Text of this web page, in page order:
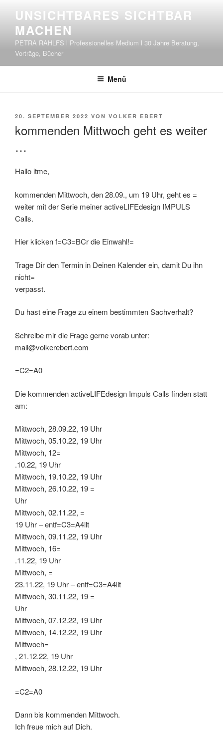
Inhalt
springen
UNSICHTBARES SICHTBAR
MACHEN
PETRA RAHLFS l Professionelles Medium l 30 Jahre Beratung,
Vorträge, Bücher
Menü
VERÖFFENTLICHT
20. SEPTEMBER 2022 VON VOLKER EBERT
kommenden Mittwoch geht es weiter
…
Hallo itme,
kommenden Mittwoch, den 28.09., um 19 Uhr, geht es =
weiter mit der Serie meiner activeLIFEdesign IMPULS
Calls.
Hier klicken f=C3=BCr die Einwahl!=
Trage Dir den Termin in Deinen Kalender ein, damit Du ihn
nicht=
verpasst.
Du hast eine Frage zu einem bestimmten Sachverhalt?
Schreibe mir die Frage gerne vorab unter:
mail@volkerebert.com
=C2=A0
Die kommenden activeLIFEdesign Impuls Calls finden statt
am:
Mittwoch, 28.09.22, 19 Uhr
Mittwoch, 05.10.22, 19 Uhr
Mittwoch, 12=
.10.22, 19 Uhr
Mittwoch, 19.10.22, 19 Uhr
Mittwoch, 26.10.22, 19 =
Uhr
Mittwoch, 02.11.22, =
19 Uhr – entf=C3=A4llt
Mittwoch, 09.11.22, 19 Uhr
Mittwoch, 16=
.11.22, 19 Uhr
Mittwoch, =
23.11.22, 19 Uhr – entf=C3=A4llt
Mittwoch, 30.11.22, 19 =
Uhr
Mittwoch, 07.12.22, 19 Uhr
Mittwoch, 14.12.22, 19 Uhr
Mittwoch=
, 21.12.22, 19 Uhr
Mittwoch, 28.12.22, 19 Uhr
=C2=A0
Dann bis kommenden Mittwoch.
Ich freue mich auf Dich.